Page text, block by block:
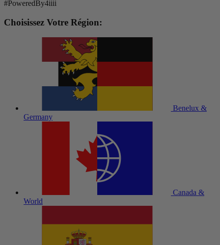
#PoweredBy4iiii
Choisissez Votre Région:
Benelux &
Germany
Canada &
World